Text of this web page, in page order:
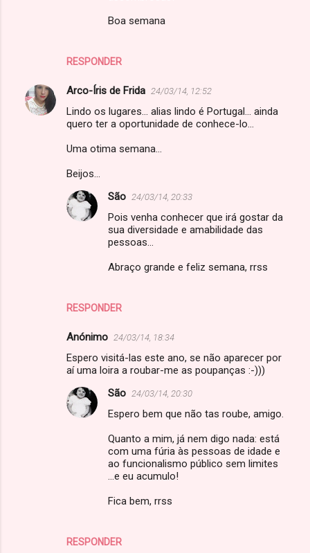
RESPONDER
Boa semana
Arco-Íris de Frida 24/03/14, 12:52
Lindo os lugares... alias lindo é Portugal... ainda
quero ter a oportunidade de conhece-lo...
Uma otima semana...
Beijos...
RESPONDER
São 24/03/14, 20:33
Pois venha conhecer que irá gostar da
sua diversidade e amabilidade das
pessoas...
Abraço grande e feliz semana, rrss
Anónimo 24/03/14, 18:34
Espero visitá-las este ano, se não aparecer por
aí uma loira a roubar-me as poupanças :-)))
RESPONDER
São 24/03/14, 20:30
Espero bem que não tas roube, amigo.
Quanto a mim, já nem digo nada: está
com uma fúria às pessoas de idade e
ao funcionalismo público sem limites
...e eu acumulo!
Fica bem, rrss